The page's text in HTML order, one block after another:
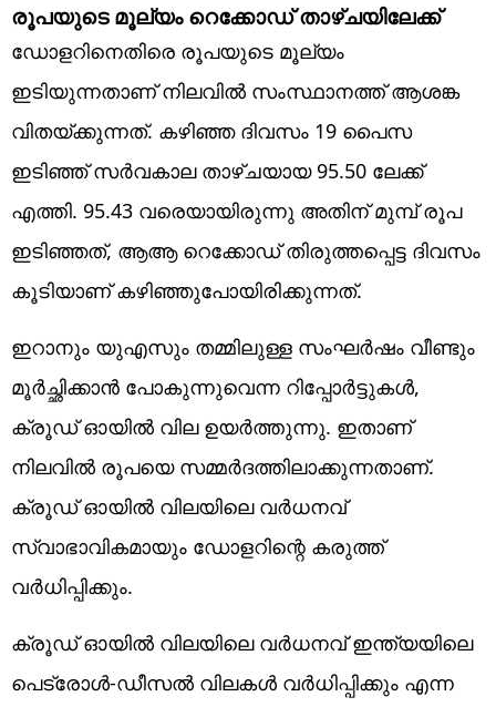
രൂപയുടെ മൂല്യം റെക്കോഡ് താഴ്ചയിലേക്ക്
ഡോളറിനെതിരെ രൂപയുടെ മൂല്യം
ഇടിയുന്നതാണ് നിലവില്‍ സംസ്ഥാനത്ത് ആശങ്ക
വിതയ്ക്കുന്നത്. കഴിഞ്ഞ ദിവസം 19 പൈസ
ഇടിഞ്ഞ് സര്‍വകാല താഴ്ചയായ 95.50 ലേക്ക്
എത്തി. 95.43 വരെയായിരുന്നു അതിന് മുമ്പ് രൂപ
ഇടിഞ്ഞത്, ആആ റെക്കോഡ് തിരുത്തപ്പെട്ട ദിവസം
കൂടിയാണ് കഴിഞ്ഞുപോയിരിക്കുന്നത്.
ഇറാനും യുഎസും തമ്മിലുള്ള സംഘര്‍ഷം വീണ്ടും
മൂര്‍ച്ഛിക്കാന്‍ പോകുന്നുവെന്ന റിപ്പോര്‍ട്ടുകള്‍,
ക്രൂഡ് ഓയില്‍ വില ഉയര്‍ത്തുന്നു. ഇതാണ്
നിലവില്‍ രൂപയെ സമ്മര്‍ദത്തിലാക്കുന്നതാണ്.
ക്രൂഡ് ഓയില്‍ വിലയിലെ വര്‍ധനവ്
സ്വാഭാവികമായും ഡോളറിന്റെ കരുത്ത്
വര്‍ധിപ്പിക്കും.
ക്രൂഡ് ഓയില്‍ വിലയിലെ വര്‍ധനവ് ഇന്ത്യയിലെ
പെട്രോള്‍-ഡീസല്‍ വിലകള്‍ വര്‍ധിപ്പിക്കും എന്ന